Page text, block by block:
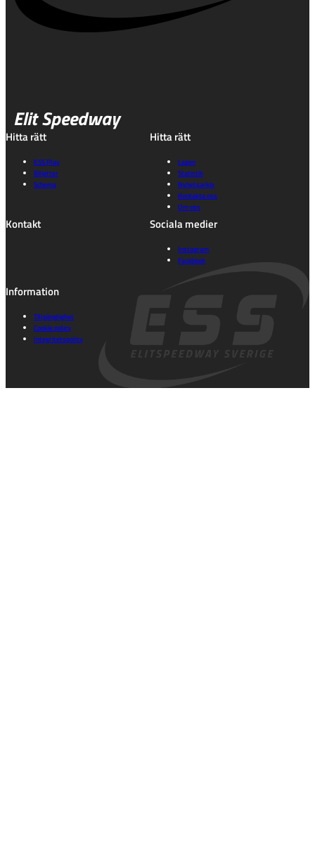
Elit Speedway
Hitta rätt
ESS Play
Biljetter
Schema
Hitta rätt
Lagen
Statistik
Nyhetsarkiv
Kontakta oss
Om oss
Kontakt Sociala medier
Instagram
Facebook
Information
Tillgänglighet
Cookie policy
Integritetspolicy